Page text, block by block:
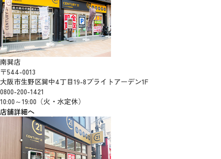
南巽店
〒544-0013
大阪市生野区巽中4丁目19-8ブライトアーデン1F
0800-200-1421
10:00～19:00（火・水定休）
店舗詳細へ